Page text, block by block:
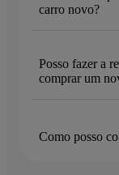
carro novo?
Posso fazer a
comprar um
Como posso